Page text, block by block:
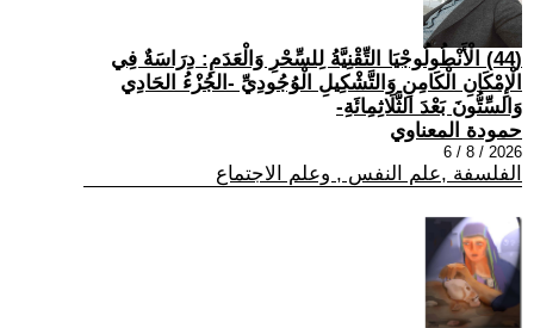
(44) الْأَنْطُولُوجْيَا التِّقْنِيَّةُ لِلسِّحْرِ وَالْعَدَمِ: دِرَاسَةٌ فِي
الْإِمْكَانِ الْكَامِنِ وَالتَّشْكِيلِ الْوُجُودِيِّ -الجُزْءُ الحَادِي
وَالسِّتُّونَ بَعْدَ الثَّلَاثِمِائَةِ-
حمودة المعناوي
2026 / 8 / 6
الفلسفة ,علم النفس , وعلم الاجتماع